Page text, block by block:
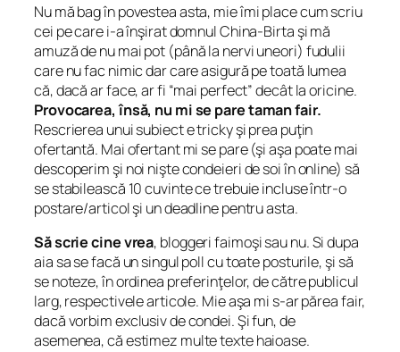
Nu mă bag în povestea asta, mie îmi place cum scriu
cei pe care i-a înşirat domnul China-Birta şi mă
amuză de nu mai pot (până la nervi uneori) fudulii
care nu fac nimic dar care asigură pe toată lumea
că, dacă ar face, ar fi “mai perfect” decât la oricine.
Provocarea, însă, nu mi se pare taman fair.
Rescrierea unui subiect e tricky şi prea puţin
ofertantă. Mai ofertant mi se pare (şi aşa poate mai
descoperim şi noi nişte condeieri de soi în online) să
se stabilească 10 cuvinte ce trebuie incluse într-o
postare/articol şi un deadline pentru asta.
Să scrie cine vrea, bloggeri faimoşi sau nu. Si dupa
aia sa se facă un singul poll cu toate posturile, şi să
se noteze, în ordinea preferinţelor, de către publicul
larg, respectivele articole. Mie aşa mi s-ar părea fair,
dacă vorbim exclusiv de condei. Şi fun, de
asemenea, că estimez multe texte haioase.